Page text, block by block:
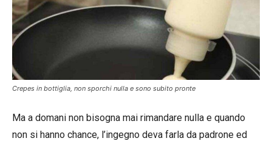
Crepes in bottiglia, non sporchi nulla e sono subito pronte
Ma a domani non bisogna mai rimandare nulla e quando
non si hanno chance, l’ingegno deva farla da padrone ed